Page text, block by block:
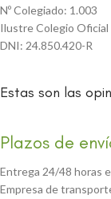
Nº Colegiado: 1.003
Ilustre Colegio Oficial
DNI: 24.850.420-R
Estas son las
Plazos de
Entrega 24/48 horas
Empresa de